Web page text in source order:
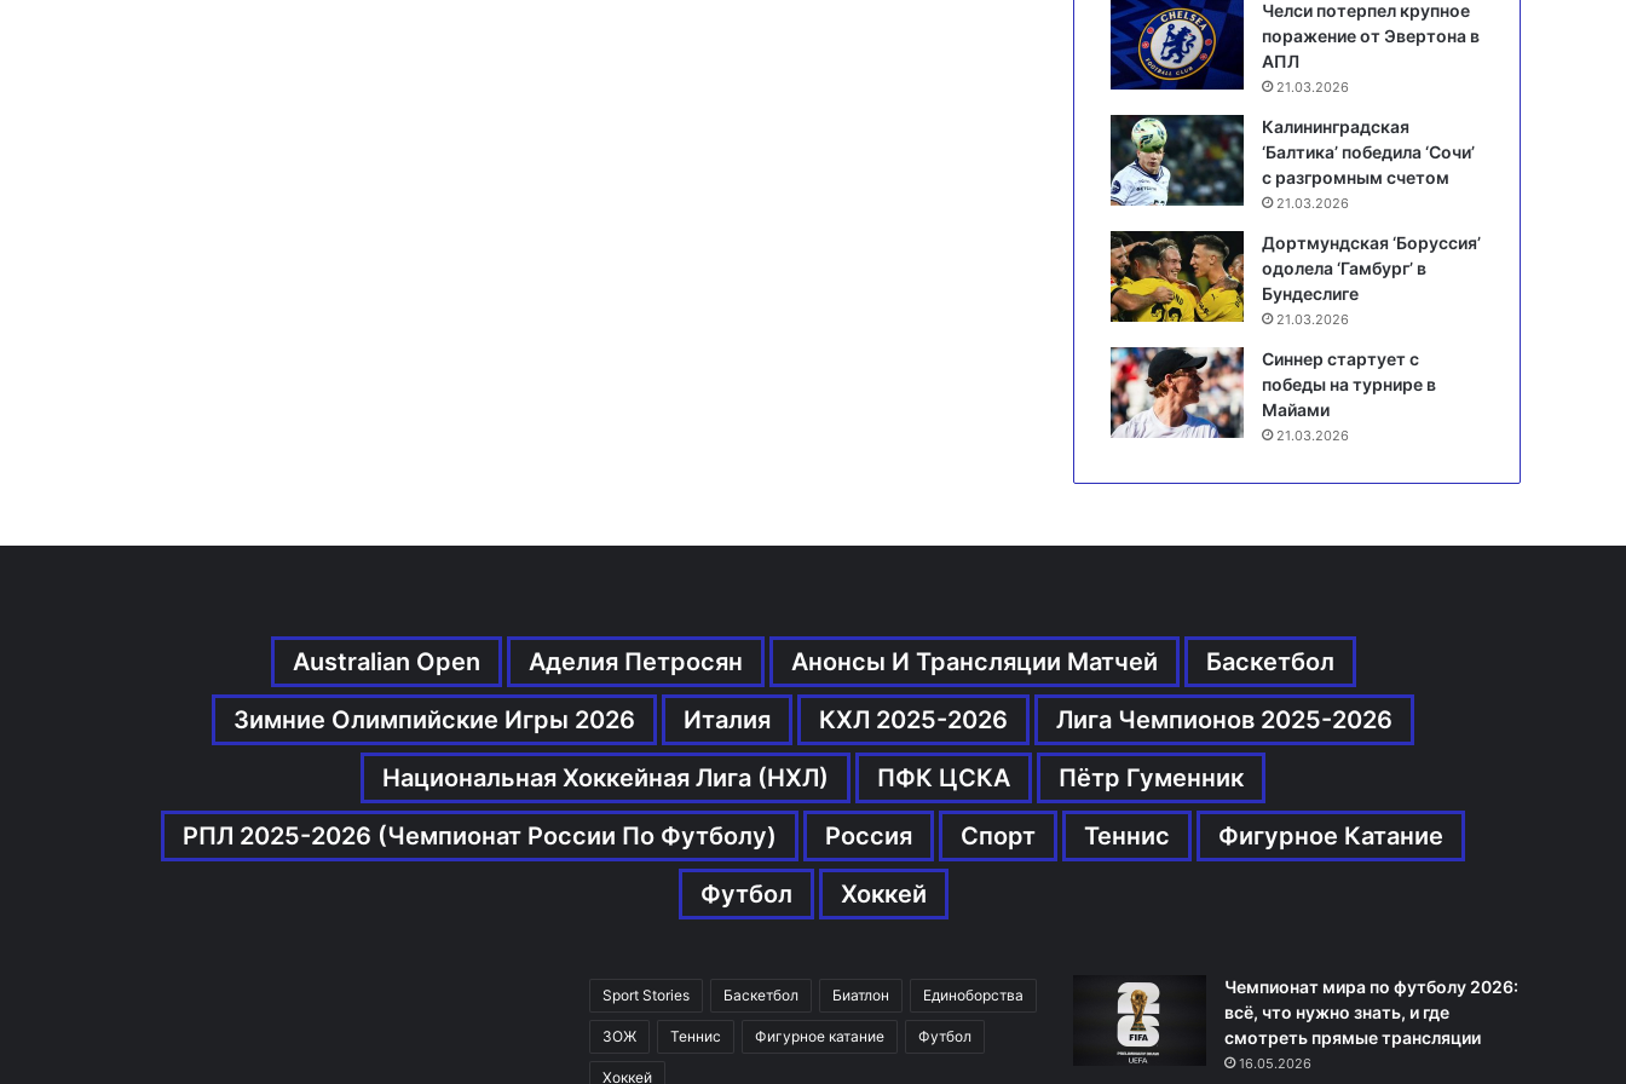
Челси потерпел крупное
поражение от Эвертона в
АПЛ
21.03.2026
Калининградская
‘Балтика’ победила ‘Сочи’
с разгромным счетом
21.03.2026
Дортмундская ‘Боруссия’
одолела ‘Гамбург’ в
Бундеслиге
21.03.2026
Синнер стартует с
победы на турнире в
Майами
21.03.2026
Australian Open Аделия Петросян Анонсы И Трансляции Матчей
Баскетбол
Зимние Олимпийские Игры 2026
Италия КХЛ 2025-2026
Лига Чемпионов 2025-2026
Национальная Хоккейная Лига (НХЛ)
ПФК ЦСКА
Пётр Гуменник
РПЛ 2025-2026 (Чемпионат России По Футболу)
Россия Спорт Теннис
Фигурное Катание
Футбол
Хоккей
Sport Stories Баскетбол Биатлон Единоборства
ЗОЖ Теннис Фигурное катание Футбол
Хоккей
Чемпионат мира по футболу 2026:
всё, что нужно знать, и где
смотреть прямые трансляции
16.05.2026